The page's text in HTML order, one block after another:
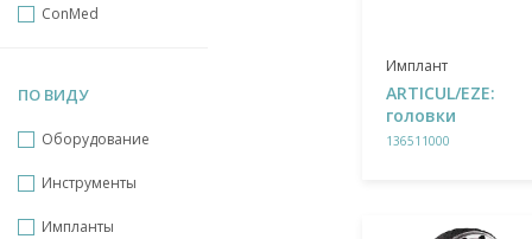
ConMed
ПО ВИДУ
Оборудование
Инструменты
Импланты
Имплант
ARTICUL/EZE:
головки
136511000